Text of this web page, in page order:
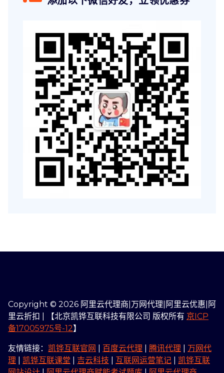
Copyright © 2026 阿里云代理商|万网代理|阿里云优惠|阿
里云折扣 | 【北京凯铧互联科技有限公司 版权所有 京ICP
备17005975号-12】
友情链接： 凯铧互联官网 百度云代理 腾讯代理
万网代
理
凯铧互联课堂 吉云科技 互联网运营笔记
凯铧互联